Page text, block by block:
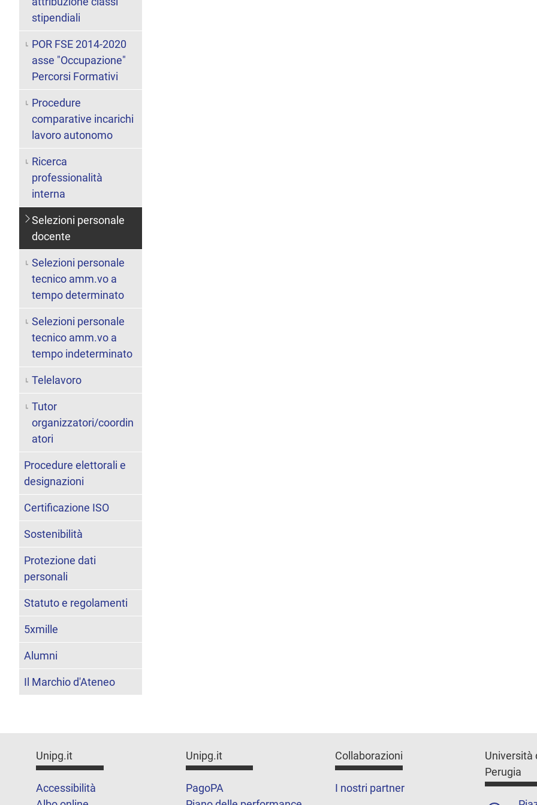
stipendiali
POR FSE 2014-2020
asse "Occupazione"
Percorsi Formativi
Procedure
comparative incarichi
lavoro autonomo
Ricerca
professionalità
interna
Selezioni personale
docente
Selezioni personale
tecnico amm.vo a
tempo determinato
Selezioni personale
tecnico amm.vo a
tempo indeterminato
Telelavoro
Tutor
organizzatori/coordin
atori
Procedure elettorali e
designazioni
Certificazione ISO
Sostenibilità
Protezione dati
personali
Statuto e regolamenti
5xmille
Alumni
Il Marchio d'Ateneo
Unipg.it
Accessibilità
Unipg.it
PagoPA
Collaborazioni
I nostri partner
Università
Perugia